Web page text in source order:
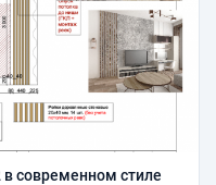
современном стиле